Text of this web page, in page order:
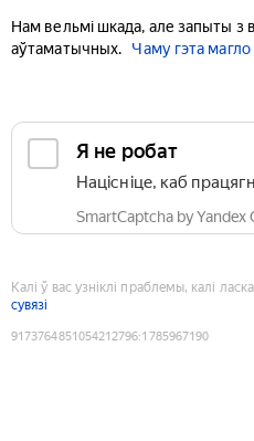
Нам вельмі шкада, але запыты
аўтаматычных.
Чаму гэта
Я не робат
Націсніце, каб
SmartCaptcha by Yandex
Калі ў вас узніклі праблемы, калі
сувязі
9173764851054212796:1785967190